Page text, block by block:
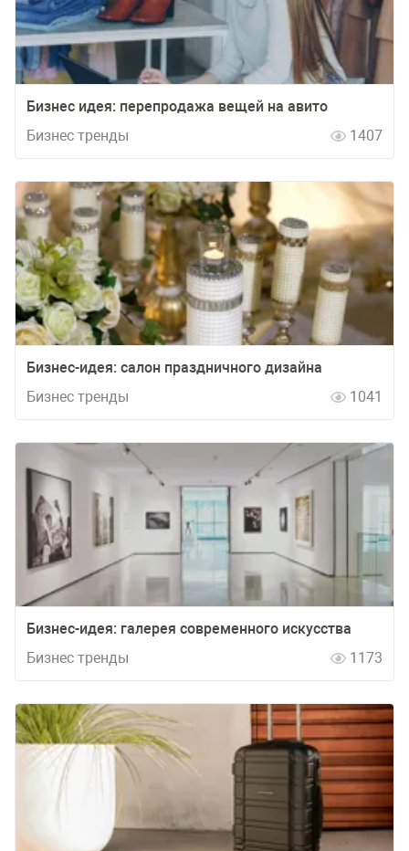
Бизнес идея: перепродажа вещей на авито
Бизнес тренды
1407
Бизнес-идея: салон праздничного дизайна
Бизнес тренды
1041
Бизнес-идея: галерея современного искусства
Бизнес тренды
1173